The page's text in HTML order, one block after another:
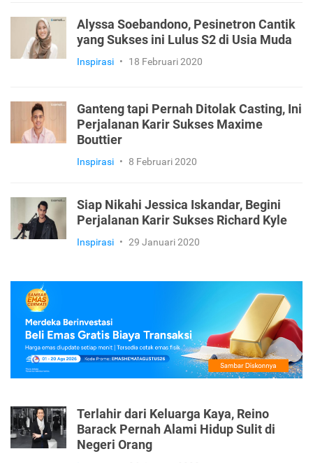
Alyssa Soebandono, Pesinetron Cantik
yang Sukses ini Lulus S2 di Usia Muda
Inspirasi • 18 Februari 2020
Ganteng tapi Pernah Ditolak Casting, Ini
Perjalanan Karir Sukses Maxime
Bouttier
Inspirasi • 8 Februari 2020
Siap Nikahi Jessica Iskandar, Begini
Perjalanan Karir Sukses Richard Kyle
Inspirasi • 29 Januari 2020
Terlahir dari Keluarga Kaya, Reino
Barack Pernah Alami Hidup Sulit di
Negeri Orang